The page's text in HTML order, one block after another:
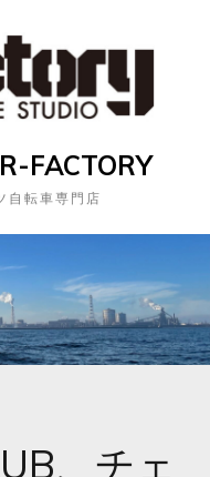
FACTORY
自転車専門店
、チェ